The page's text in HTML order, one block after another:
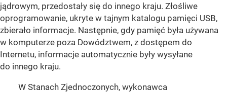
jądrowym, przedostały się do innego kraju. Złośliwe
oprogramowanie, ukryte w tajnym katalogu pamięci USB,
zbierało informacje. Następnie, gdy pamięć była używana
w komputerze poza Dowództwem, z dostępem do
Internetu, informacje automatycznie były wysyłane
do innego kraju.
W Stanach Zjednoczonych, wykonawca